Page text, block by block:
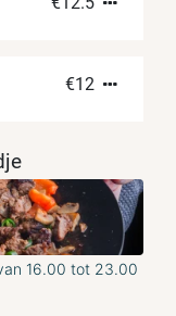
€12
16.00 tot 23.00